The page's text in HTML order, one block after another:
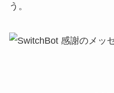
う。